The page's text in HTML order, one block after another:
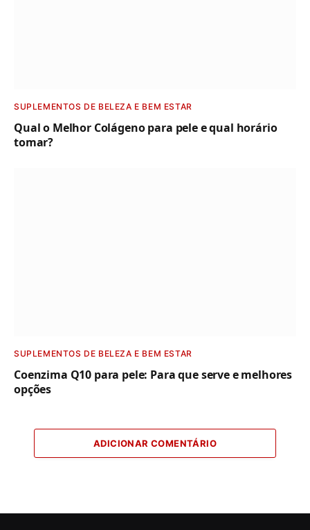
SUPLEMENTOS DE BELEZA E BEM ESTAR
Qual o Melhor Colágeno para pele e qual horário
tomar?
SUPLEMENTOS DE BELEZA E BEM ESTAR
Coenzima Q10 para pele: Para que serve e melhores
opções
ADICIONAR COMENTÁRIO